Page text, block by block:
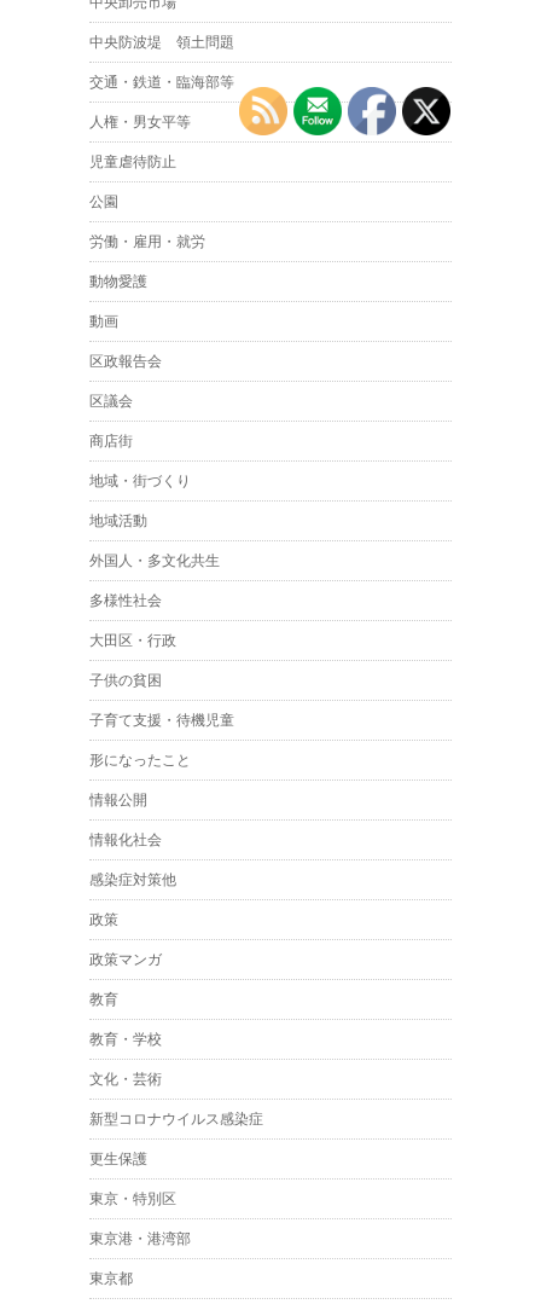
中央防波堤 領土問題
交通・鉄道・臨海部等
人権・男女平等
児童虐待防止
公園
労働・雇用・就労
動物愛護
動画
区政報告会
区議会
商店街
地域・街づくり
地域活動
外国人・多文化共生
多様性社会
大田区・行政
子供の貧困
子育て支援・待機児童
形になったこと
情報公開
情報化社会
感染症対策他
政策
政策マンガ
教育
教育・学校
文化・芸術
新型コロナウイルス感染症
更生保護
東京・特別区
東京港・港湾部
東京都